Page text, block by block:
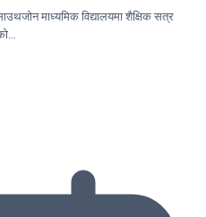
माध्यमिक विद्यालयमा शैक्षिक सत्र